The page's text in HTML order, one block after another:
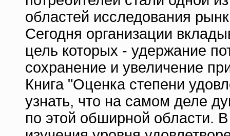
областей исследования
Сегодня организации
цель которых - удержание
сохранение и увеличение
Книга "Оценка степени
узнать, что на самом деле
по этой обширной области.